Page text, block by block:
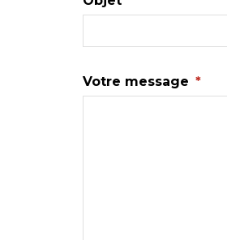
Votre message *